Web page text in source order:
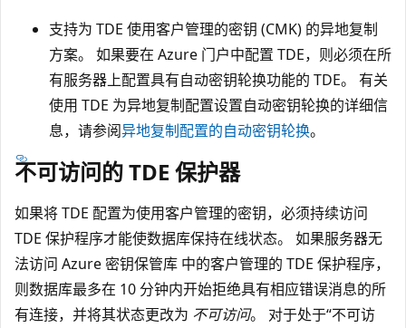
支持为 TDE 使用客户管理的密钥 (CMK) 的异地复制
方案。 如果要在 Azure 门户中配置 TDE，则必须在所
有服务器上配置具有自动密钥轮换功能的 TDE。 有关
使用 TDE 为异地复制配置设置自动密钥轮换的详细信
息，请参阅异地复制配置的自动密钥轮换。
不可访问的 TDE 保护器
如果将 TDE 配置为使用客户管理的密钥，必须持续访问
TDE 保护程序才能使数据库保持在线状态。 如果服务器无
法访问 Azure 密钥保管库 中的客户管理的 TDE 保护程序，
则数据库最多在 10 分钟内开始拒绝具有相应错误消息的所
有连接，并将其状态更改为 不可访问。 对于处于“不可访